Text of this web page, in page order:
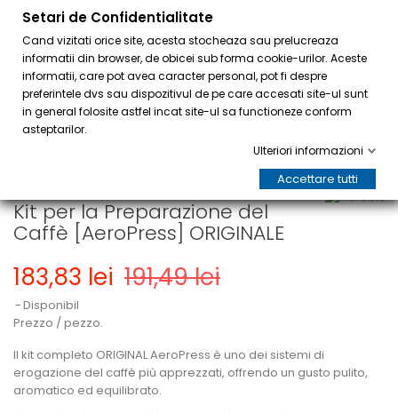
Kit per la Preparazione del
Caffè [AeroPress] ORIGINALE
183,83 lei 191,49 lei
Disponibil
Prezzo / pezzo.
Il kit completo ORIGINAL AeroPress è uno dei sistemi di
erogazione del caffè più apprezzati, offrendo un gusto pulito,
aromatico ed equilibrato.
Setari de Confidentialitate
Cand vizitati orice site, acesta stocheaza sau prelucreaza
informatii din browser, de obicei sub forma cookie-urilor. Aceste
informatii, care pot avea caracter personal, pot fi despre
preferintele dvs sau dispozitivul de pe care accesati site-ul sunt
in general folosite astfel incat site-ul sa functioneze conform
asteptarilor.
Ulteriori informazioni
Accettare tutti